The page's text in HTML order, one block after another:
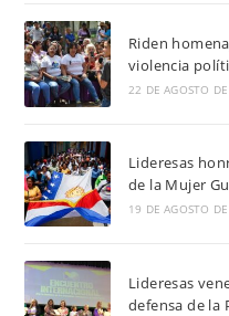
Riden
violencia
22 DE AGOSTO
Lideresas
de la Mujer
19 DE AGOSTO
Lideresas
defensa de la